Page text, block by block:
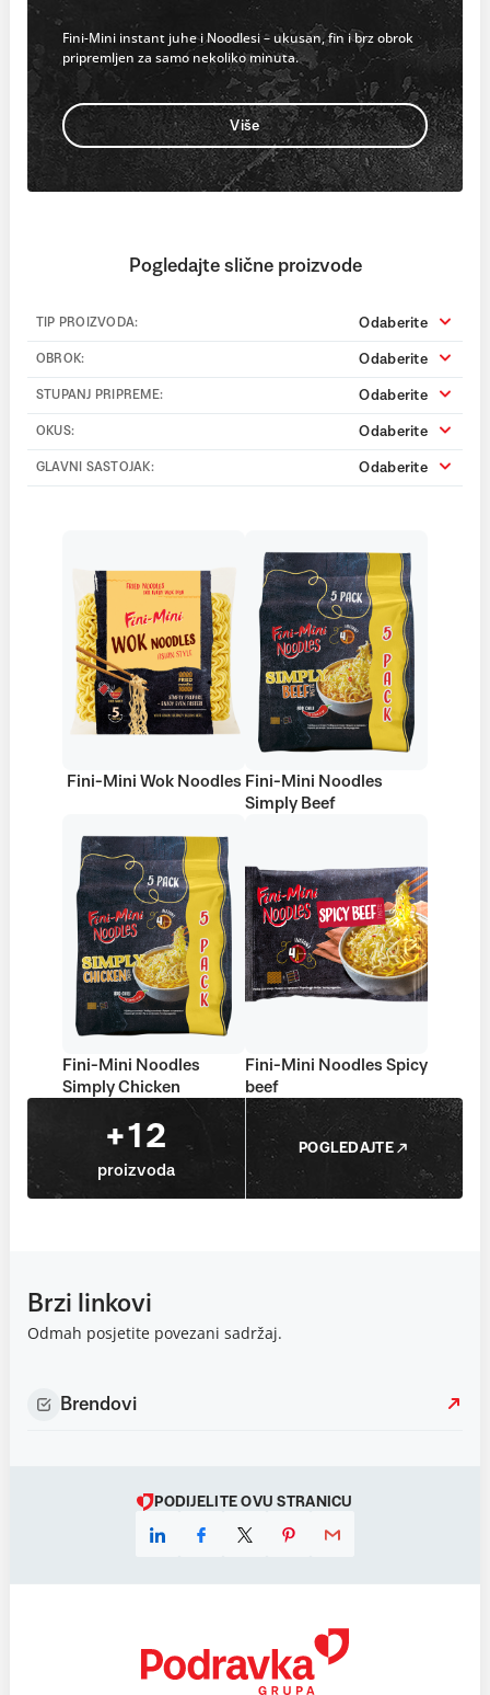
Fini-Mini instant juhe i Noodlesi – ukusan, fin i brz obrok
pripremljen za samo nekoliko minuta.
Više
Pogledajte slične proizvode
TIP PROIZVODA: Odaberite
OBROK: Odaberite
STUPANJ PRIPREME: Odaberite
OKUS: Odaberite
GLAVNI SASTOJAK: Odaberite
Fini-Mini Wok Noodles Fini-Mini Noodles
Simply Beef
Fini-Mini Noodles
Simply Chicken
Fini-Mini Noodles Spicy
beef
+12
proizvoda
POGLEDAJTE
Brzi linkovi
Odmah posjetite povezani sadržaj.
Brendovi
PODIJELITE OVU STRANICU